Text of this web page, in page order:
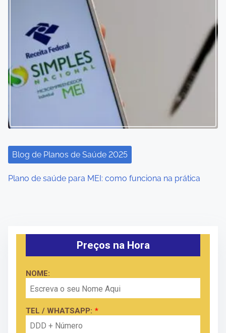
Blog de Planos de Saúde 2025
Plano de saúde para MEI: como funciona na prática